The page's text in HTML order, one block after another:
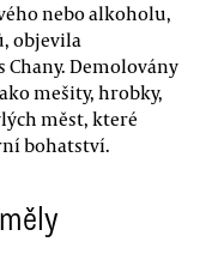
nebo alkoholu,
objevila
Chany. Demolovány
mešity, hrobky,
měst, které
bohatství.